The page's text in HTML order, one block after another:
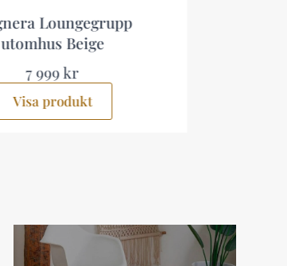
Lainelle 4-sits Soffgrupp Beige
Visa produkt